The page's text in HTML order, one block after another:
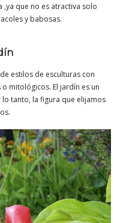
,ya que no es atractiva solo
y babosas.
estilos de esculturas con
mitológicos. El jardín es un
tanto, la figura que elijamos